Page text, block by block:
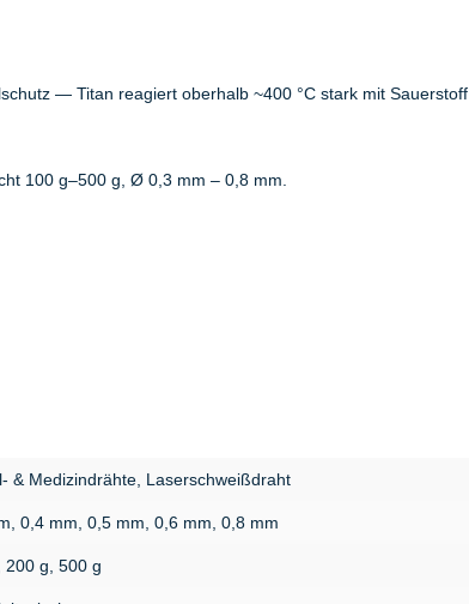
— Titan reagiert oberhalb ~400 °C stark mit Sauerstoff
100 g–500 g, Ø 0,3 mm – 0,8 mm.
& Medizindrähte, Laserschweißdraht
0,4 mm, 0,5 mm, 0,6 mm, 0,8 mm
200 g, 500 g